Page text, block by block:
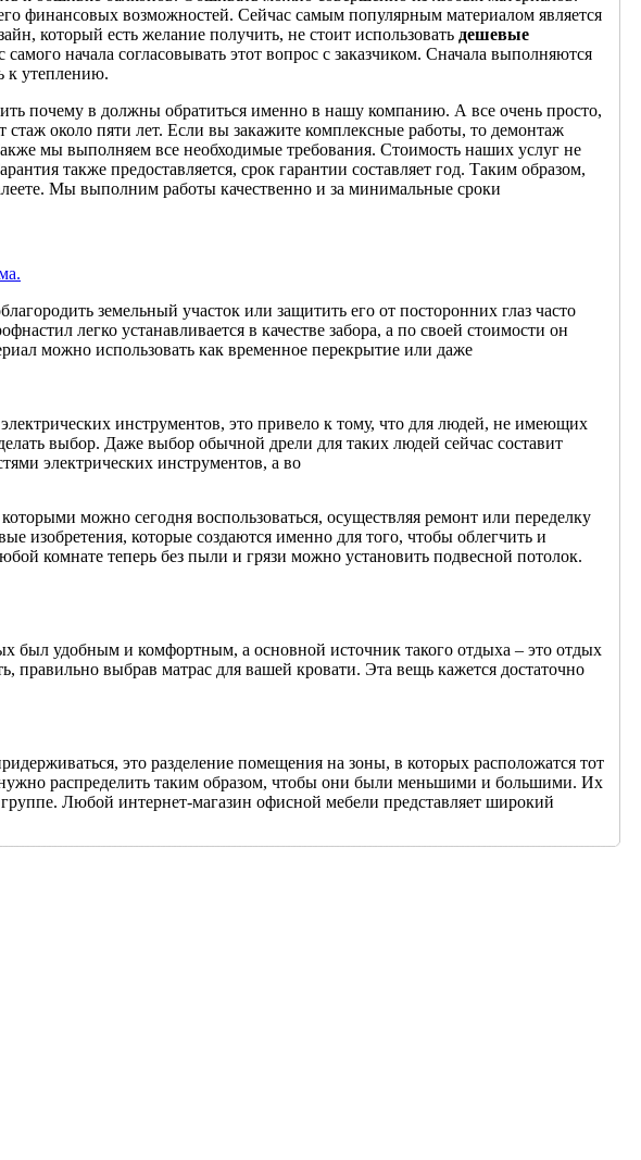
финансовых возможностей. Сейчас самым популярным материалом является
который есть желание получить, не стоит использовать дешевые
начала согласовывать этот вопрос с заказчиком. Сначала выполняются
к утеплению.
почему в должны обратиться именно в нашу компанию. А все очень просто,
около пяти лет. Если вы закажите комплексные работы, то демонтаж
мы выполняем все необходимые требования. Стоимость наших услуг не
также предоставляется, срок гарантии составляет год. Таким образом,
Мы выполним работы качественно и за минимальные сроки
земельный участок или защитить его от посторонних глаз часто
легко устанавливается в качестве забора, а по своей стоимости он
можно использовать как временное перекрытие или даже
инструментов, это привело к тому, что для людей, не имеющих
выбор. Даже выбор обычной дрели для таких людей сейчас составит
электрических инструментов, а во
можно сегодня воспользоваться, осуществляя ремонт или переделку
изобретения, которые создаются именно для того, чтобы облегчить и
комнате теперь без пыли и грязи можно установить подвесной потолок.
был удобным и комфортным, а основной источник такого отдыха – это отдых
правильно выбрав матрас для вашей кровати. Эта вещь кажется достаточно
это разделение помещения на зоны, в которых расположатся тот
распределить таким образом, чтобы они были меньшими и большими. Их
Любой интернет-магазин офисной мебели представляет широкий